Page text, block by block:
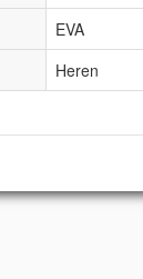
EVA
Heren